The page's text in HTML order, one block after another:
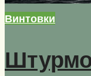
Винтовки